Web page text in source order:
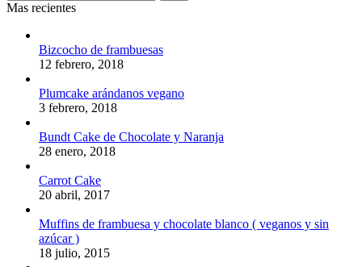
Mas recientes
Bizcocho de frambuesas
12 febrero, 2018
Plumcake arándanos vegano
3 febrero, 2018
Bundt Cake de Chocolate y Naranja
28 enero, 2018
Carrot Cake
20 abril, 2017
Muffins de frambuesa y chocolate blanco ( veganos y sin
azúcar )
18 julio, 2015